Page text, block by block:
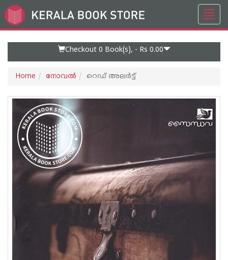
Go
to
Checkout 0 Book(s), - Rs 0.00
Home നോവല്‍ റെഡ് അലര്‍ട്ട്